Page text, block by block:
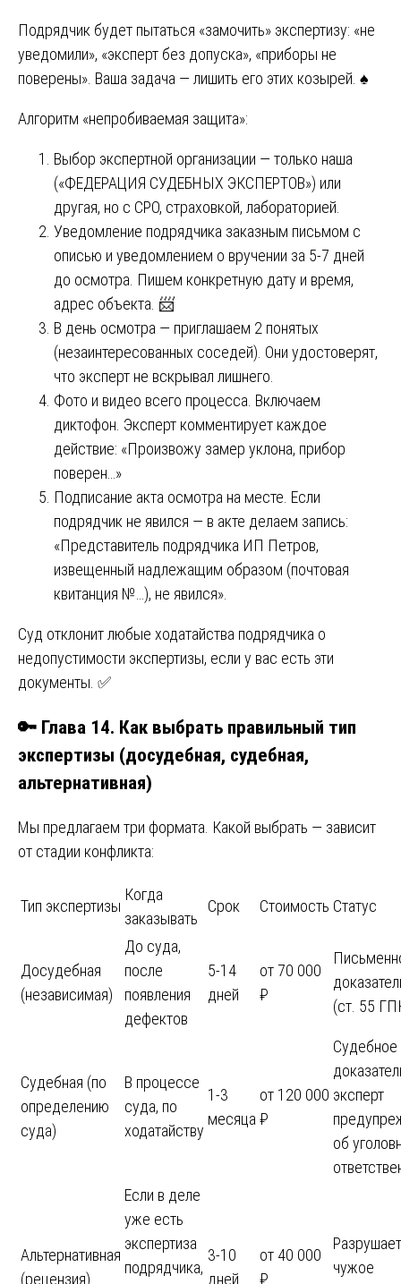
Подрядчик будет пытаться «замочить» экспертизу: «не
уведомили», «эксперт без допуска», «приборы не
поверены». Ваша задача — лишить его этих козырей. ♠️
Алгоритм «непробиваемая защита»:
Выбор экспертной организации — только наша
(«ФЕДЕРАЦИЯ СУДЕБНЫХ ЭКСПЕРТОВ») или
другая, но с СРО, страховкой, лабораторией.
Уведомление подрядчика заказным письмом с
описью и уведомлением о вручении за 5-7 дней
до осмотра. Пишем конкретную дату и время,
адрес объекта. 📨
В день осмотра — приглашаем 2 понятых
(незаинтересованных соседей). Они удостоверят,
что эксперт не вскрывал лишнего.
Фото и видео всего процесса. Включаем
диктофон. Эксперт комментирует каждое
действие: «Произвожу замер уклона, прибор
поверен…»
Подписание акта осмотра на месте. Если
подрядчик не явился — в акте делаем запись:
«Представитель подрядчика ИП Петров,
извещенный надлежащим образом (почтовая
квитанция №…), не явился».
Суд отклонит любые ходатайства подрядчика о
недопустимости экспертизы, если у вас есть эти
документы. ✅
🔑 Глава 14. Как выбрать правильный тип
экспертизы (досудебная, судебная,
альтернативная)
Мы предлагаем три формата. Какой выбрать — зависит
от стадии конфликта:
Тип экспертизы
Когда
заказывать
Срок Стоимость Статус
Досудебная
(независимая)
До суда,
после
появления
дефектов
5-14
дней
от 70 000
₽
(ст. 55
Судебная (по
определению
суда)
В процессе
суда, по
ходатайству
1-3
месяца
от 120 000
₽
Судебное
эксперт
об
Альтернативная
(рецензия)
Если в деле
уже есть
экспертиза
подрядчика,
3-10
дней
от 40 000
₽
Разрушает
чужое